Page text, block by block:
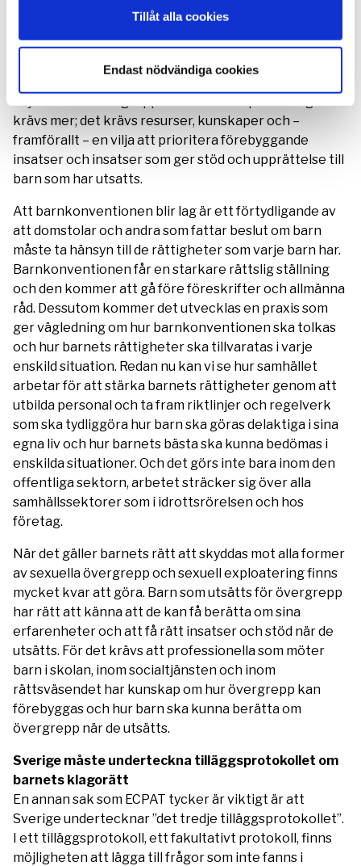
Tillåt alla cookies
Endast nödvändiga cookies
övergrepp. Att barnkonventionen blir lag innebär inte
att dessa problem försvinner eller att arbetet med att
förverkliga barnets rättigheter går i mål, men det är
början på ett förändringsarbete. För att alla barn ska
krävs mer; det krävs resurser, kunskaper och –
framförallt – en vilja att prioritera förebyggande
insatser och insatser som ger stöd och upprättelse till
barn som har utsatts.
Att barnkonventionen blir lag är ett förtydligande av
att domstolar och andra som fattar beslut om barn
måste ta hänsyn till de rättigheter som varje barn har.
Barnkonventionen får en starkare rättslig ställning
och den kommer att gå före föreskrifter och allmänna
råd. Dessutom kommer det utvecklas en praxis som
ger vägledning om hur barnkonventionen ska tolkas
och hur barnets rättigheter ska tillvaratas i varje
enskild situation. Redan nu kan vi se hur samhället
arbetar för att stärka barnets rättigheter genom att
utbilda personal och ta fram riktlinjer och regelverk
som ska tydliggöra hur barn ska göras delaktiga i sina
egna liv och hur barnets bästa ska kunna bedömas i
enskilda situationer. Och det görs inte bara inom den
offentliga sektorn, arbetet sträcker sig över alla
samhällssektorer som i idrottsrörelsen och hos
företag.
När det gäller barnets rätt att skyddas mot alla former
av sexuella övergrepp och sexuell exploatering finns
mycket kvar att göra. Barn som utsätts för övergrepp
har rätt att känna att de kan få berätta om sina
erfarenheter och att få rätt insatser och stöd när de
utsätts. För det krävs att professionella som möter
barn i skolan, inom socialtjänsten och inom
rättsväsendet har kunskap om hur övergrepp kan
förebyggas och hur barn ska kunna berätta om
övergrepp när de utsätts.
Sverige måste underteckna tilläggsprotokollet om
barnets klagorätt
En annan sak som ECPAT tycker är viktigt är att
Sverige undertecknar ”det tredje tilläggsprotokollet”.
I ett tilläggsprotokoll, ett fakultativt protokoll, finns
möjligheten att lägga till frågor som inte fanns i